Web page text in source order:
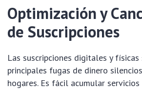
Optimización y
de Suscripciones
Las suscripciones digitales y
principales fugas de dinero
hogares. Es fácil acumular servicios